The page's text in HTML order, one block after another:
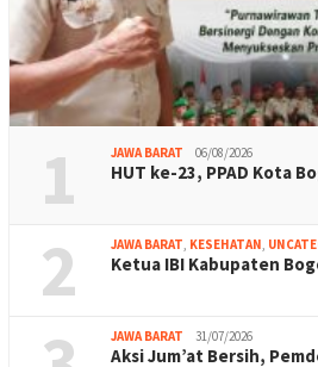
1 JAWA BARAT 06/08/2026
HUT ke-23, PPAD Kota
2 JAWA BARAT, KESEHATAN,
Ketua IBI Kabupaten
JAWA BARAT 31/07/2026
Aksi Jum’at Bersih,